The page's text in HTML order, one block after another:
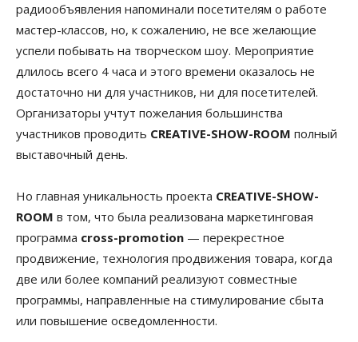
радиообъявления напоминали посетителям о работе
мастер-классов, но, к сожалению, не все желающие
успели побывать на творческом шоу. Мероприятие
длилось всего 4 часа и этого времени оказалось не
достаточно ни для участников, ни для посетителей.
Организаторы учтут пожелания большинства
участников проводить CREATIVE-SHOW-ROOM полный
выставочный день.
Но главная уникальность проекта CREATIVE-SHOW-
ROOM в том, что была реализована маркетинговая
программа сross-promotion — перекрестное
продвижение, технология продвижения товара, когда
две или более компаний реализуют совместные
программы, направленные на стимулирование сбыта
или повышение осведомленности.